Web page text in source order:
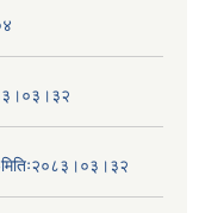
मितिः२०८३।०३।३२